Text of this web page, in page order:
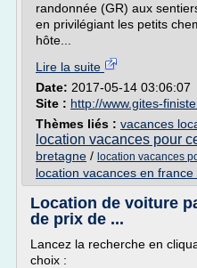
randonnée (GR) aux
en privilégiant les petits
hôte...
Lire la suite
Date: 2017-05-14 03:06:07
Site : http://www.gites-
Thèmes liés : vacances
location vacances pour
bretagne / location vacances
location vacances en
Location de voiture
de prix de ...
Lancez la recherche en
choix :